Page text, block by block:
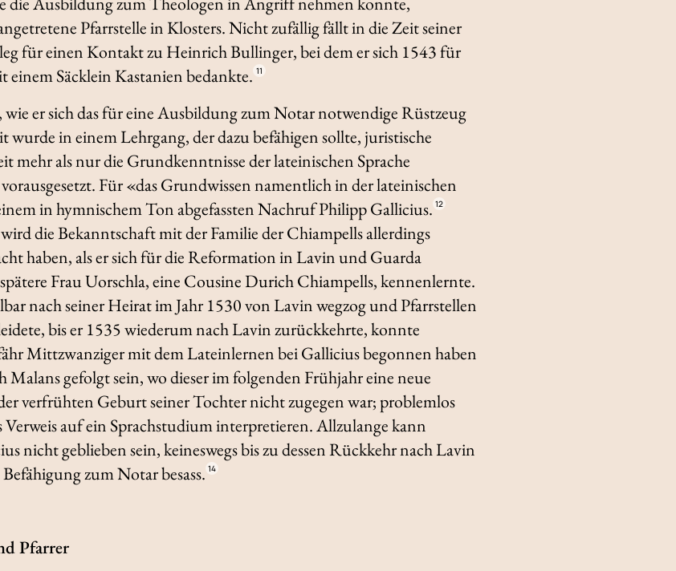
Pfarrstelle in Klosters. Nicht zufällig fällt in die Zeit seiner
für einen Kontakt zu Heinrich Bullinger, bei dem er sich 1543 für
Säcklein Kastanien bedankte. 11
er sich das für eine Ausbildung zum Notar notwendige Rüstzeug
wurde in einem Lehrgang, der dazu befähigen sollte, juristische
mehr als nur die Grundkenntnisse der lateinischen Sprache
Für «das Grundwissen namentlich in der lateinischen
in hymnischem Ton abgefassten Nachruf Philipp Gallicius. 12
die Bekanntschaft mit der Familie der Chiampells allerdings
haben, als er sich für die Reformation in Lavin und Guarda
Frau Uorschla, eine Cousine Durich Chiampells, kennenlernte.
nach seiner Heirat im Jahr 1530 von Lavin wegzog und Pfarrstellen
bis er 1535 wiederum nach Lavin zurückkehrte, konnte
Mittzwanziger mit dem Lateinlernen bei Gallicius begonnen haben
gefolgt sein, wo dieser im folgenden Frühjahr eine neue
verfrühten Geburt seiner Tochter nicht zugegen war; problemlos
Verweis auf ein Sprachstudium interpretieren. Allzulange kann
nicht geblieben sein, keineswegs bis zu dessen Rückkehr nach Lavin
zum Notar besass. 14
Pfarrer